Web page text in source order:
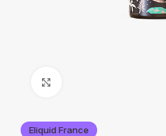
Eliquid France